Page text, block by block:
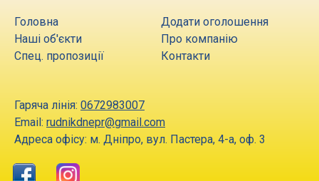
Головна
Наші об'єкти
Спец. пропозиції
Додати оголошення
Про компанію
Контакти
Гаряча лінія: 0672983007
Email: rudnikdnepr@gmail.com
Адреса офісу: м. Дніпро, вул. Пастера, 4-а, оф. 3